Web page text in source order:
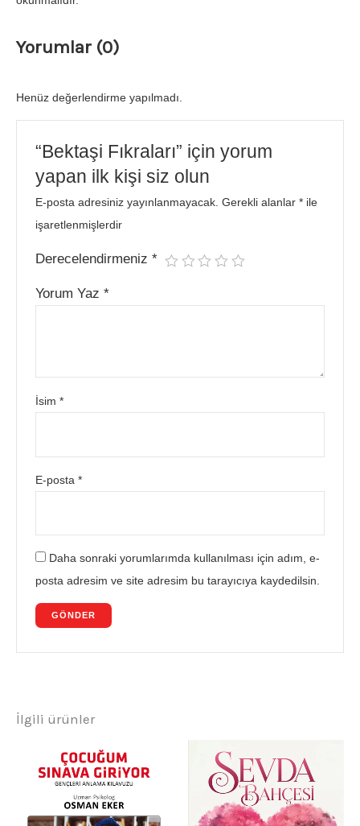
Yorumlar (0)
Henüz değerlendirme yapılmadı.
“Bektaşi Fıkraları” için yorum
yapan ilk kişi siz olun
E-posta adresiniz yayınlanmayacak. Gerekli alanlar* ile
işaretlenmişlerdir
Derecelendirmeniz*
Yorum Yaz*
İsim*
E-posta*
Daha sonraki yorumlarımda kullanılması için adım, e-
posta adresim ve site adresim bu tarayıcıya kaydedilsin.
İlgili ürünler